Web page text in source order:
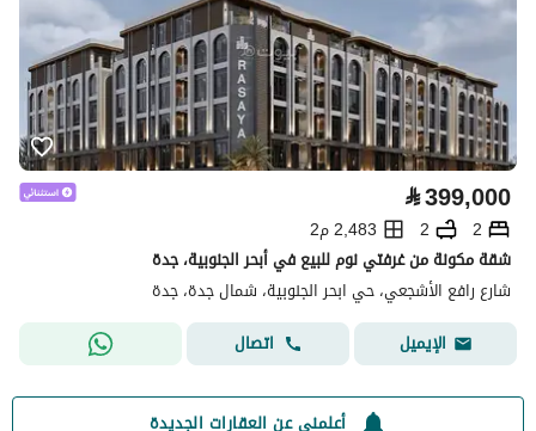
⃁399,000
2
2
2,483 م2
شقة مكونة من غرفتي نوم للبيع في أبحر الجنوبية، جدة
شارع رافع الأشجعي، حي ابحر الجنوبية، شمال جدة، جدة
الإيميل
اتصال
أعلمني عن العقارات الجديدة